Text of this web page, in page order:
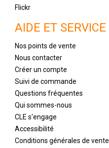
Flickr
AIDE ET SERVICE
Nos points de vente
Nous contacter
Créer un compte
Suivi de commande
Questions fréquentes
Qui sommes-nous
CLE s'engage
Accessibilité
Conditions générales de vente